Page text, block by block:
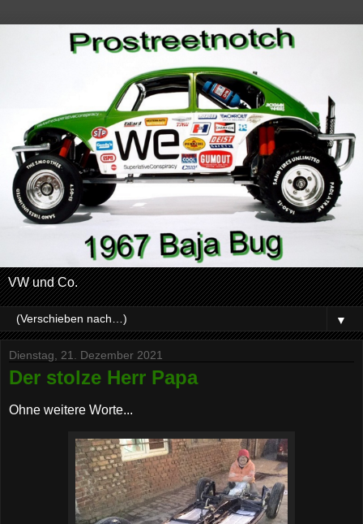
VW und Co.
▼
Dienstag, 21. Dezember 2021
Der stolze Herr Papa
Ohne weitere Worte...